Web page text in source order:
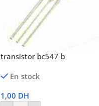
transistor bc547 b
En stock
1,00 DH